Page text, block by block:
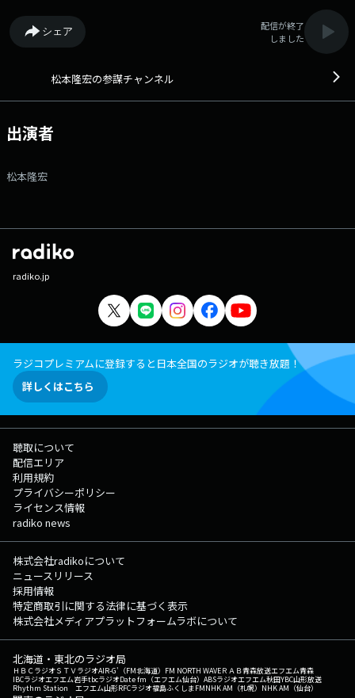
ス: sambou@obc1314.co.jp ○facebookページ:
https://www.facebook.com/share/1KnbXm3NBC/?mibextid=LQQJ4d --
----------------------------
シェア
配信が終了
しました
松本隆宏の参謀チャンネル
出演者
松本隆宏
radiko.jp
ラジコプレミアムに登録すると日本全国のラジオが聴き放題！
詳しくはこちら
聴取について
配信エリア
利用規約
プライバシーポリシー
ライセンス情報
radiko news
株式会社radikoについて
ニュースリリース
採用情報
特定商取引に関する法律に基づく表示
株式会社メディアプラットフォームラボについて
北海道・東北のラジオ局
ＨＢＣラジオＳＴＶラジオAIR-G'（FM北海道） FM NORTH WAVEＲＡＢ青森放送エフエム青森
IBCラジオエフエム岩手tbcラジオDate fm（エフエム仙台） ABSラジオエフエム秋田YBC山形放送
Rhythm Station エフエム山形RFCラジオ福島ふくしまFMNHK AM（札幌） NHK AM（仙台）